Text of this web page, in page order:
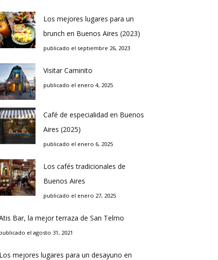
Los mejores lugares para un
brunch en Buenos Aires (2023)
publicado el septiembre 26, 2023
Visitar Caminito
publicado el enero 4, 2025
Café de especialidad en Buenos
Aires (2025)
publicado el enero 6, 2025
Los cafés tradicionales de
Buenos Aires
publicado el enero 27, 2025
Bar, la mejor terraza de San Telmo
el agosto 31, 2021
mejores lugares para un desayuno en